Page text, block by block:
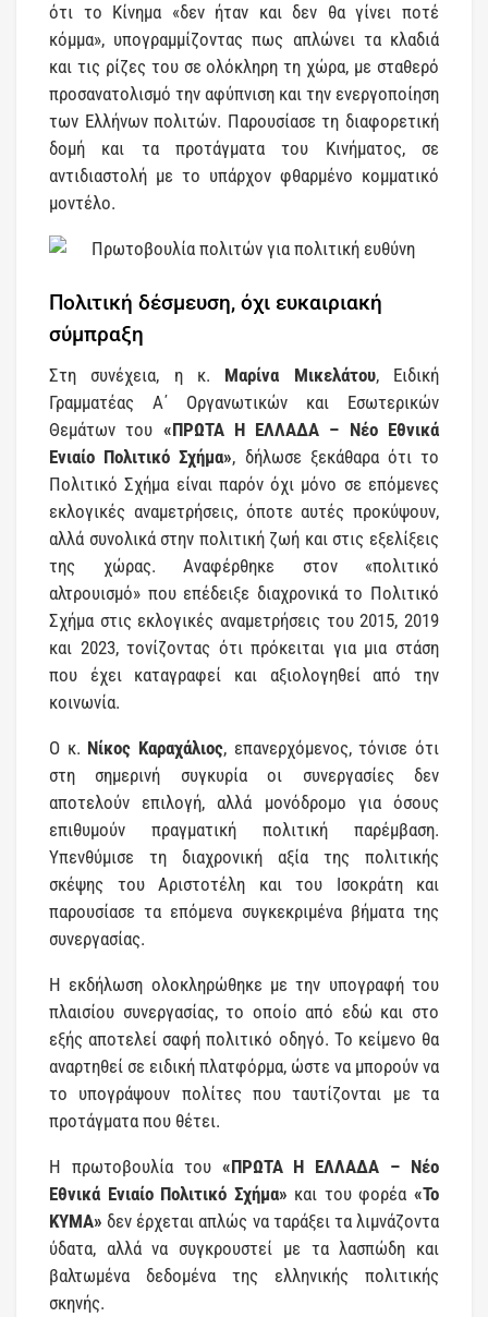
ότι το Κίνημα «δεν ήταν και δεν θα γίνει ποτέ
κόμμα», υπογραμμίζοντας πως απλώνει τα κλαδιά
και τις ρίζες του σε ολόκληρη τη χώρα, με σταθερό
προσανατολισμό την αφύπνιση και την ενεργοποίηση
των Ελλήνων πολιτών. Παρουσίασε τη διαφορετική
δομή και τα προτάγματα του Κινήματος, σε
αντιδιαστολή με το υπάρχον φθαρμένο κομματικό
μοντέλο.
Πολιτική δέσμευση, όχι ευκαιριακή
σύμπραξη
Στη συνέχεια, η κ. Μαρίνα Μικελάτου, Ειδική
Γραμματέας Α΄ Οργανωτικών και Εσωτερικών
Θεμάτων του «ΠΡΩΤΑ Η ΕΛΛΑΔΑ – Νέο Εθνικά
Ενιαίο Πολιτικό Σχήμα», δήλωσε ξεκάθαρα ότι το
Πολιτικό Σχήμα είναι παρόν όχι μόνο σε επόμενες
εκλογικές αναμετρήσεις, όποτε αυτές προκύψουν,
αλλά συνολικά στην πολιτική ζωή και στις εξελίξεις
της χώρας. Αναφέρθηκε στον «πολιτικό
αλτρουισμό» που επέδειξε διαχρονικά το Πολιτικό
Σχήμα στις εκλογικές αναμετρήσεις του 2015, 2019
και 2023, τονίζοντας ότι πρόκειται για μια στάση
που έχει καταγραφεί και αξιολογηθεί από την
κοινωνία.
Ο κ. Νίκος Καραχάλιος, επανερχόμενος, τόνισε ότι
στη σημερινή συγκυρία οι συνεργασίες δεν
αποτελούν επιλογή, αλλά μονόδρομο για όσους
επιθυμούν πραγματική πολιτική παρέμβαση.
Υπενθύμισε τη διαχρονική αξία της πολιτικής
σκέψης του Αριστοτέλη και του Ισοκράτη και
παρουσίασε τα επόμενα συγκεκριμένα βήματα της
συνεργασίας.
Η εκδήλωση ολοκληρώθηκε με την υπογραφή του
πλαισίου συνεργασίας, το οποίο από εδώ και στο
εξής αποτελεί σαφή πολιτικό οδηγό. Το κείμενο θα
αναρτηθεί σε ειδική πλατφόρμα, ώστε να μπορούν να
το υπογράψουν πολίτες που ταυτίζονται με τα
προτάγματα που θέτει.
Η πρωτοβουλία του «ΠΡΩΤΑ Η ΕΛΛΑΔΑ – Νέο
Εθνικά Ενιαίο Πολιτικό Σχήμα» και του φορέα«Το
ΚΥΜΑ» δεν έρχεται απλώς να ταράξει τα λιμνάζοντα
ύδατα, αλλά να συγκρουστεί με τα λασπώδη και
βαλτωμένα δεδομένα της ελληνικής πολιτικής
σκηνής.